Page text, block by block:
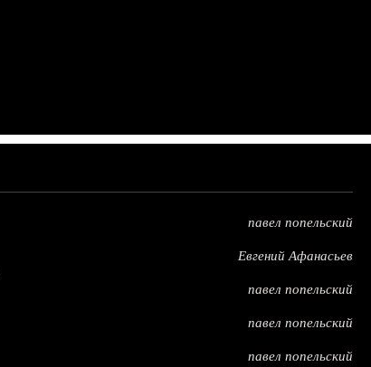
павел попельский
Евгений Афанасьев
павел попельский
павел попельский
павел попельский